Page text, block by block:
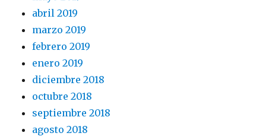
abril 2019
marzo 2019
febrero 2019
enero 2019
diciembre 2018
octubre 2018
septiembre 2018
agosto 2018